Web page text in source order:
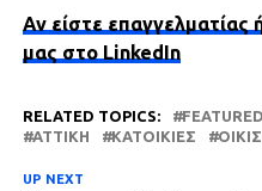
Αν είστε επαγγελματίας
μας στο LinkedIn
RELATED TOPICS: FEATURED
ΑΤΤΙΚΗ
ΚΑΤΟΙΚΊΕΣ
UP NEXT